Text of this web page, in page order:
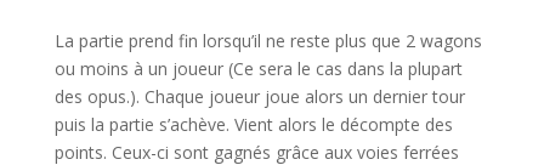
La partie prend fin lorsqu’il ne reste plus que 2 wagons
ou moins à un joueur (Ce sera le cas dans la plupart
des opus.). Chaque joueur joue alors un dernier tour
puis la partie s’achève. Vient alors le décompte des
points. Ceux-ci sont gagnés grâce aux voies ferrées